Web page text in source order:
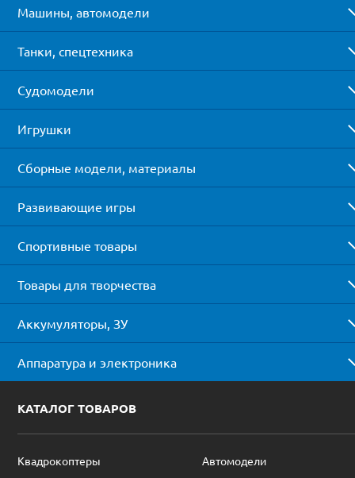
Машины, автомодели
Танки, спецтехника
Судомодели
Игрушки
Сборные модели, материалы
Развивающие игры
Спортивные товары
Товары для творчества
Аккумуляторы, ЗУ
Аппаратура и электроника
КАТАЛОГ ТОВАРОВ
Квадрокоптеры
Автомодели